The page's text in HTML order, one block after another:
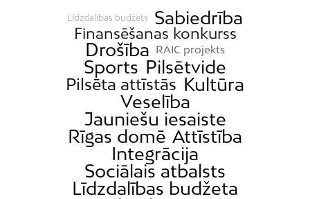
Līdzdalības budžets Sabiedrība
Finansēšanas konkurss
Drošība RAIC projekts
Sports Pilsētvide
Pilsēta attīstās Kultūra
Veselība
Jauniešu iesaiste
Rīgas domē Attīstība
Integrācija
Sociālais atbalsts
Līdzdalības budžeta